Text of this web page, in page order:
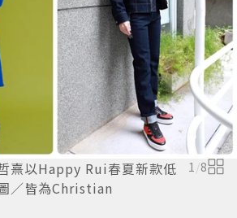
熹以Happy Rui春夏新款低
／皆為Christian
1/8